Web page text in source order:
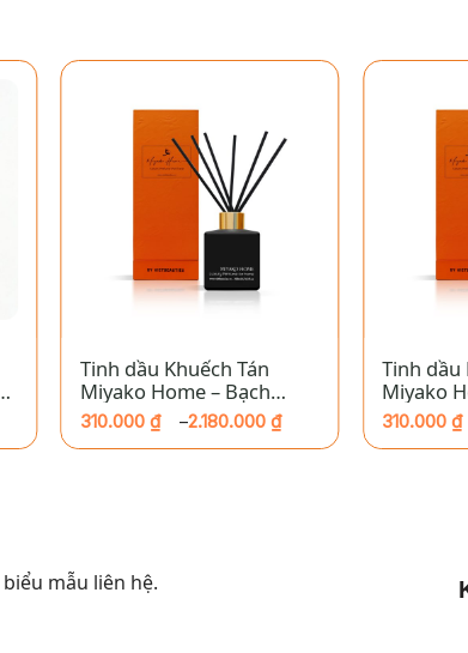
Tinh dầu Khuếch Tán
Miyako Home – Bạch
Dương
310.000 ₫ –2.180.000 ₫
giá:
Tinh dầu
Miyako
310.000₫
giá:
mẫu liên hệ.